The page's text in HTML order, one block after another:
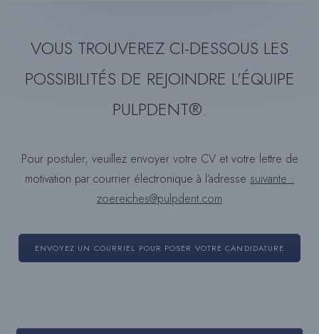
VOUS TROUVEREZ CI-DESSOUS LES
POSSIBILITÉS DE REJOINDRE L’ÉQUIPE
PULPDENT®.
Pour postuler, veuillez envoyer votre CV et votre lettre de
motivation par courrier électronique à l’adresse suivante :
zoereiches@pulpdent.com
ENVOYEZ UN COURRIEL POUR POSER VOTRE CANDIDATURE